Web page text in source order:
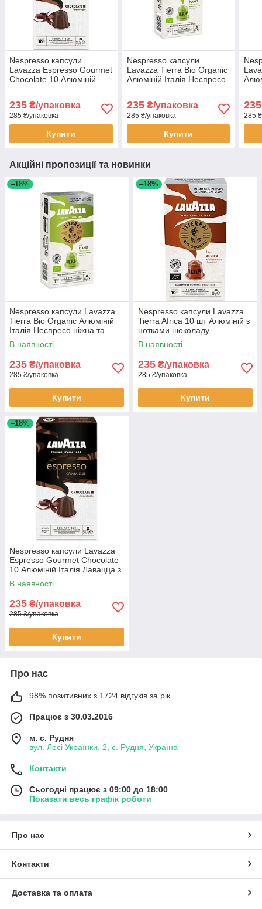
Nespresso капсули
Lavazza Espresso Gourmet
Chocolate 10 Алюміній
235 ₴/упаковка
285 ₴/упаковка
Купити
Nespresso капсули
Lavazza Tierra Bio Organic
Алюміній Італія Неспресо
235₴/упаковка
285 ₴/упаковка
Купити
235
285
Акційні пропозиції та новинки
–18%
Nespresso капсули Lavazza
Tierra Bio Organic Алюміній
Італія Неспресо ніжна та
м'яка кава
В наявності
235 ₴/упаковка
285 ₴/упаковка
Купити
–18%
Nespresso капсули Lavazza
Tierra Africa 10 шт Алюміній з
нотками шоколаду
В наявності
235 ₴/упаковка
285 ₴/упаковка
Купити
–18%
Nespresso капсули Lavazza
Espresso Gourmet Chocolate
10 Алюміній Італія Лавацца з
нотками шоколаду
В наявності
235 ₴/упаковка
285 ₴/упаковка
Купити
Про нас
98% позитивних з 1724 відгуків за рік
Працює з 30.03.2016
м. с. Рудня
вул. Лесі Українки, 2, с. Рудня, Україна
Контакти
Сьогодні працює з 09:00 до 18:00
Показати весь графік роботи
Про нас
Контакти
Доставка та оплата